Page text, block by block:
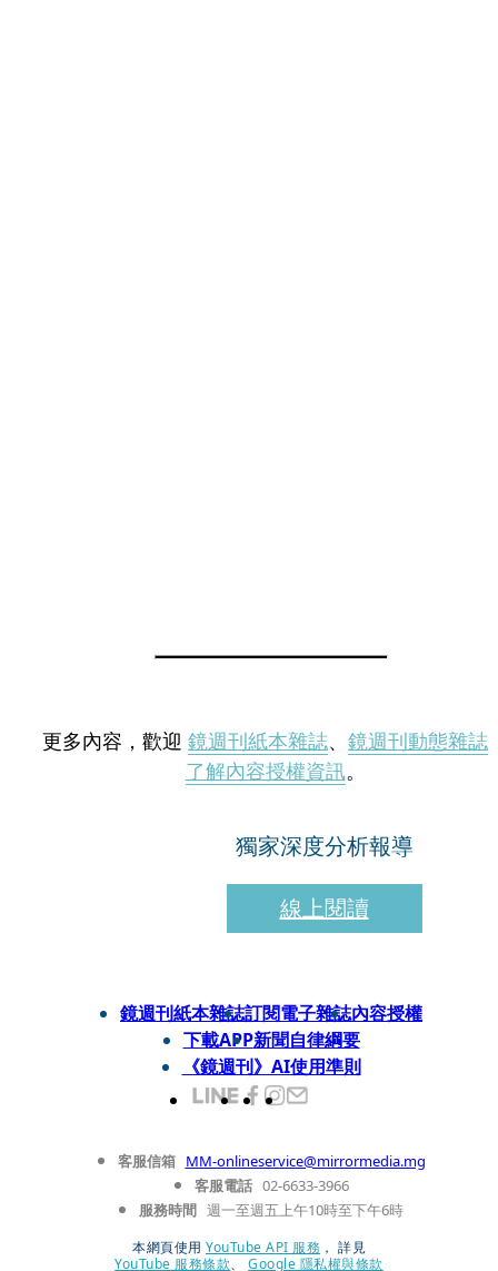
更多內容，歡迎 鏡週刊紙本雜誌、 鏡週刊動態雜誌
了解內容授權資訊。
獨家深度分析報導
線上閱讀
鏡週刊紙本雜誌訂閱電子雜誌內容授權
下載APP新聞自律綱要
《鏡週刊》AI使用準則
客服信箱 MM-onlineservice@mirrormedia.mg
客服電話 02-6633-3966
服務時間 週一至週五上午10時至下午6時
本網頁使用 YouTube API 服務 ， 詳見
YouTube 服務條款、 Google 隱私權與條款